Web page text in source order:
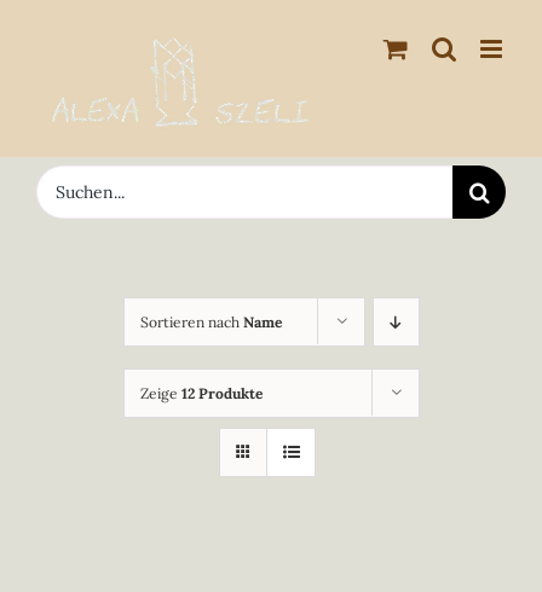
springen
Suche
nach:
Sortieren nach Name
Zeige 12 Produkte